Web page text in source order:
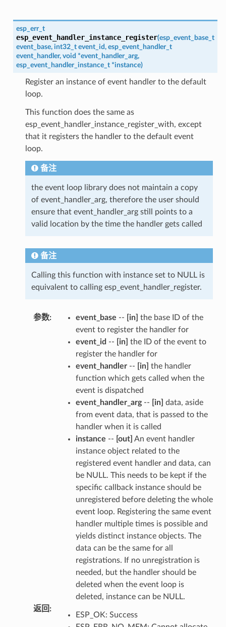
esp_err_t
esp_event_handler_instance_register(esp_event_base_t
event_base, int32_t event_id, esp_event_handler_t
event_handler, void *event_handler_arg,
esp_event_handler_instance_t *instance)
Register an instance of event handler to the default
loop.
This function does the same as
esp_event_handler_instance_register_with, except
that it registers the handler to the default event
loop.
备注
the event loop library does not maintain a copy
of event_handler_arg, therefore the user should
ensure that event_handler_arg still points to a
valid location by the time the handler gets called
备注
Calling this function with instance set to NULL is
equivalent to calling esp_event_handler_register.
参数: event_base -- [in] the base ID of the
event to register the handler for
event_id -- [in] the ID of the event to
register the handler for
event_handler-- [in] the handler
function which gets called when the
event is dispatched
event_handler_arg-- [in] data, aside
from event data, that is passed to the
handler when it is called
instance -- [out] An event handler
instance object related to the
registered event handler and data, can
be NULL. This needs to be kept if the
specific callback instance should be
unregistered before deleting the whole
event loop. Registering the same event
handler multiple times is possible and
yields distinct instance objects. The
data can be the same for all
registrations. If no unregistration is
needed, but the handler should be
deleted when the event loop is
deleted, instance can be NULL.
返回 :
ESP_OK: Success